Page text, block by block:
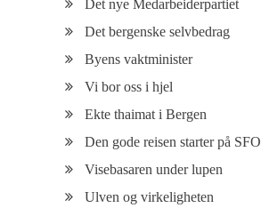
Det nye Medarbeiderpartiet
Det bergenske selvbedrag
Byens vaktminister
Vi bor oss i hjel
Ekte thaimat i Bergen
Den gode reisen starter på SFO
Visebasaren under lupen
Ulven og virkeligheten